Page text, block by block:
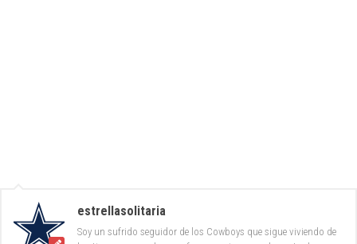
estrellasolitaria
Soy un sufrido seguidor de los Cowboys que sigue viviendo de